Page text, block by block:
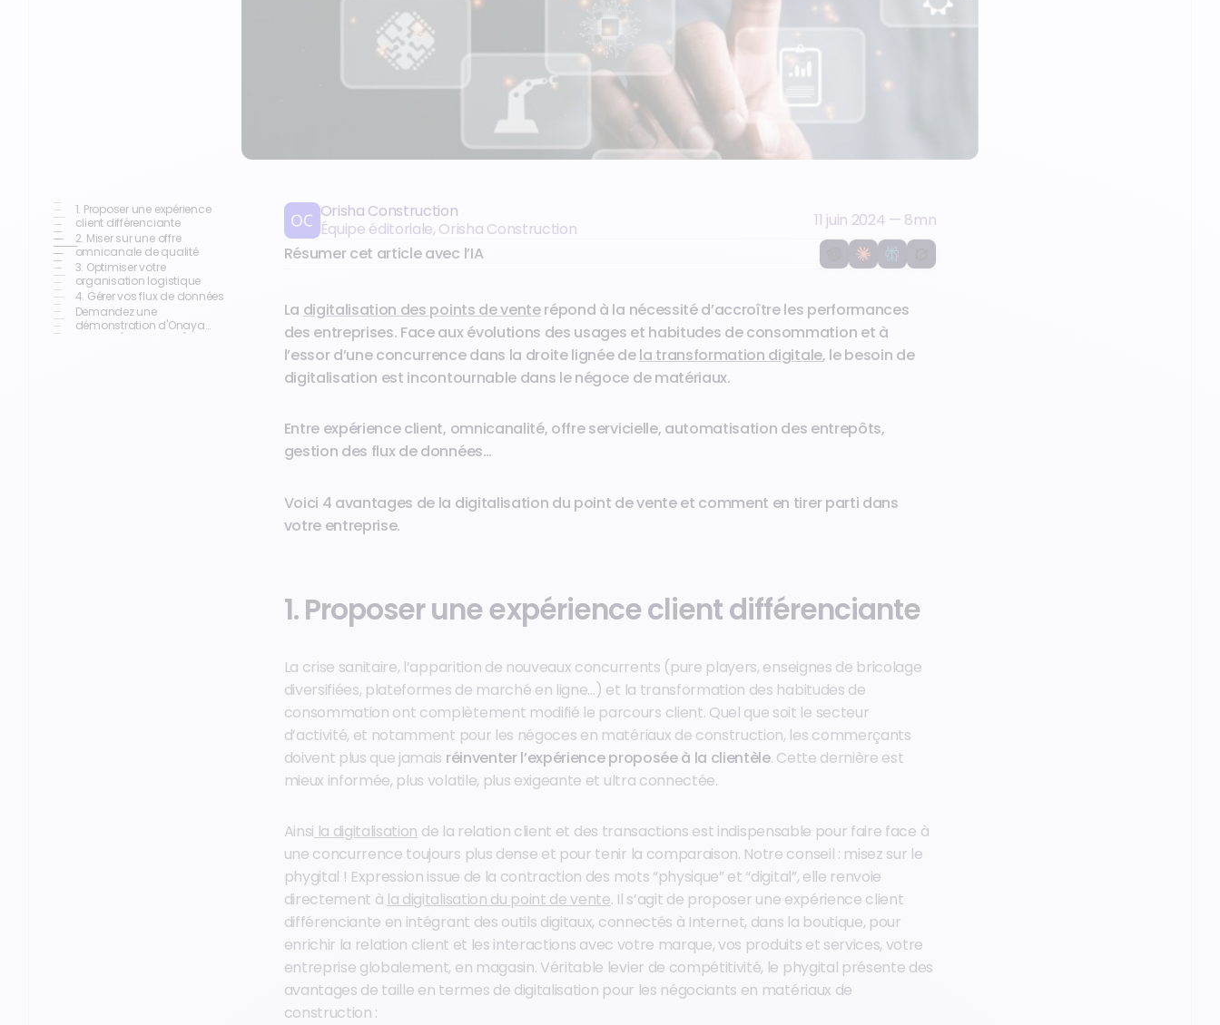
1. Proposer une expérience
client différenciante
2. Miser sur une offre
omnicanale de qualité
3. Optimiser votre
organisation logistique
4. Gérer vos flux de données
Demandez une
démonstration d'Onaya
Négoce (ex Open Pro)
Orisha Construction
Équipe éditoriale, Orisha Construction
11 juin 2024 — 8mn
Résumer cet article avec l’IA
La digitalisation des points de venterépond à la nécessité d’accroître les performances
des entreprises. Face aux évolutions des usages et habitudes de consommation et à
l’essor d’une concurrence dans la droite lignée dela transformation digitale, le besoin de
digitalisation est incontournable dans le négoce de matériaux.
Entre expérience client, omnicanalité, offre servicielle, automatisation des entrepôts,
gestion des flux de données…
Voici 4 avantages de la digitalisation du point de vente et comment en tirer parti dans
votre entreprise.
1. Proposer une expérience client différenciante
La crise sanitaire, l’apparition de nouveaux concurrents (pure players, enseignes de bricolage
diversifiées, plateformes de marché en ligne…) et la transformation des habitudes de
consommation ont complètement modifié le parcours client. Quel que soit le secteur
d’activité, et notamment pour les négoces en matériaux de construction, les commerçants
doivent plus que jamais réinventer l’expérience proposée à la clientèle. Cette dernière est
mieux informée, plus volatile, plus exigeante et ultra connectée.
Ainsi la digitalisation de la relation client et des transactions est indispensable pour faire face à
une concurrence toujours plus dense et pour tenir la comparaison. Notre conseil : misez sur le
phygital ! Expression issue de la contraction des mots “physique” et “digital”, elle renvoie
directement à la digitalisation du point de vente. Il s’agit de proposer une expérience client
différenciante en intégrant des outils digitaux, connectés à Internet, dans la boutique, pour
enrichir la relation client et les interactions avec votre marque, vos produits et services, votre
entreprise globalement, en magasin. Véritable levier de compétitivité, le phygital présente des
avantages de taille en termes de digitalisation pour les négociants en matériaux de
construction :